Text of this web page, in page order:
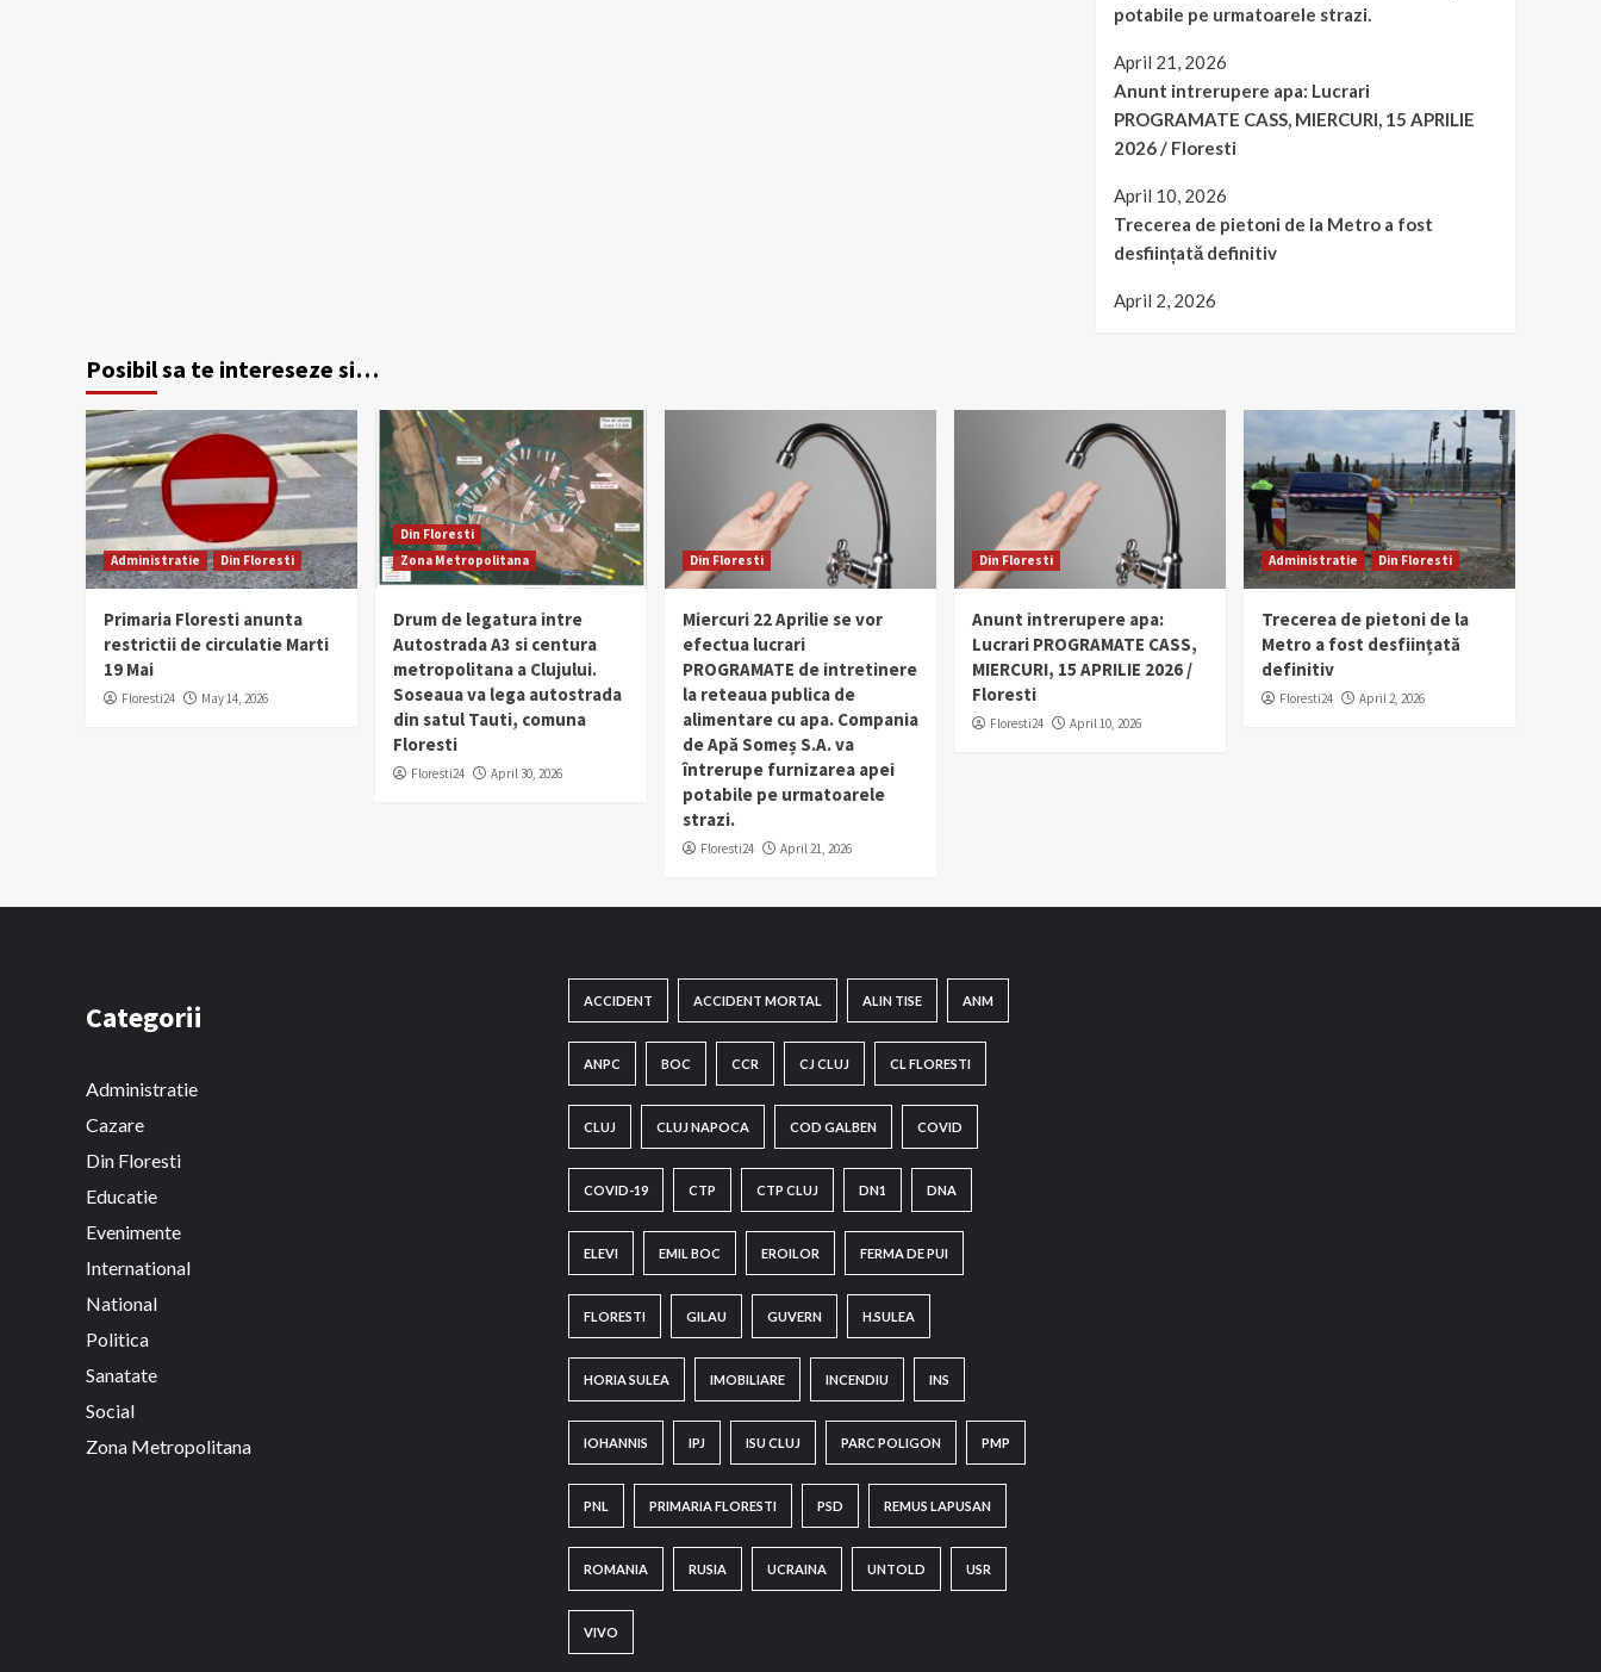
potabile pe urmatoarele strazi.
April 21, 2026
Anunt intrerupere apa: Lucrari
PROGRAMATE CASS, MIERCURI, 15 APRILIE
2026 / Floresti
April 10, 2026
Trecerea de pietoni de la Metro a fost
desființată definitiv
April 2, 2026
Posibil sa te intereseze si…
Administratie Din Floresti
Primaria Floresti anunta
restrictii de circulatie Marti
19 Mai
Floresti24 May 14, 2026
Din Floresti
Zona Metropolitana
Drum de legatura intre
Autostrada A3 si centura
metropolitana a Clujului.
Soseaua va lega autostrada
din satul Tauti, comuna
Floresti
Floresti24 April 30, 2026
Din Floresti
Miercuri 22 Aprilie se vor
efectua lucrari
PROGRAMATE de intretinere
la reteaua publica de
alimentare cu apa. Compania
de Apă Someș S.A. va
întrerupe furnizarea apei
potabile pe urmatoarele
strazi.
Floresti24 April 21, 2026
Din Floresti
Anunt intrerupere apa:
Lucrari PROGRAMATE CASS,
MIERCURI, 15 APRILIE 2026 /
Floresti
Floresti24 April 10, 2026
Administratie Din Floresti
Trecerea de pietoni de la
Metro a fost desființată
definitiv
Floresti24 April 2, 2026
Categorii
Administratie
Cazare
Din Floresti
Educatie
Evenimente
International
National
Politica
Sanatate
Social
Zona Metropolitana
ACCIDENT ACCIDENT MORTAL ALIN TISE ANM
ANPC BOC CCR CJ CLUJ CL FLORESTI
CLUJ CLUJ NAPOCA COD GALBEN COVID
COVID-19 CTP CTP CLUJ DN1 DNA
ELEVI EMIL BOC EROILOR FERMA DE PUI
FLORESTI GILAU GUVERN H.SULEA
HORIA SULEA IMOBILIARE INCENDIU INS
IOHANNIS IPJ ISU CLUJ PARC POLIGON PMP
PNL PRIMARIA FLORESTI PSD REMUS LAPUSAN
ROMANIA RUSIA UCRAINA UNTOLD USR
VIVO